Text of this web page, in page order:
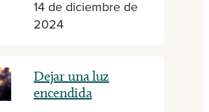
14 de diciembre de
2024
Dejar una luz
encendida